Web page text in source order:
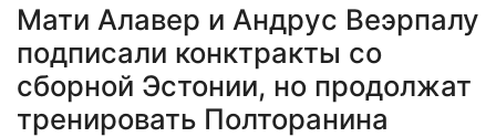
Мати Алавер и Андрус Веэрпалу
подписали конктракты со
сборной Эстонии, но продолжат
тренировать Полторанина